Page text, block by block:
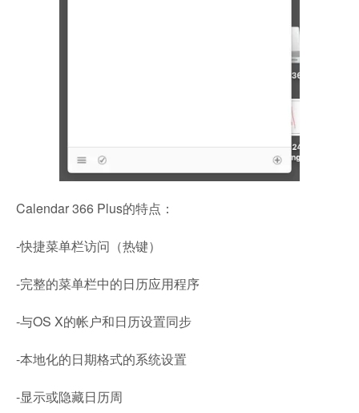
Calendar 366 Plus的特点：
-快捷菜单栏访问（热键）
-完整的菜单栏中的日历应用程序
-与OS X的帐户和日历设置同步
-本地化的日期格式的系统设置
-显示或隐藏日历周